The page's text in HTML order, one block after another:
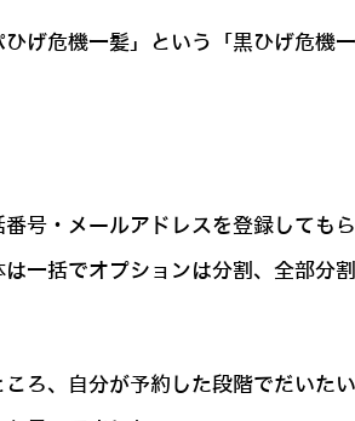
げ危機一髪」という「黒ひげ危
号・メールアドレスを登録しても
一括でオプションは分割、全部分
ろ、自分が予約した段階でだい